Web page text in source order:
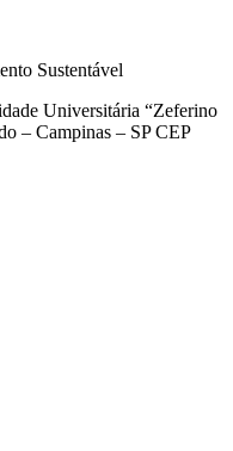
Sustentável
Universitária “Zeferino
– Campinas – SP CEP